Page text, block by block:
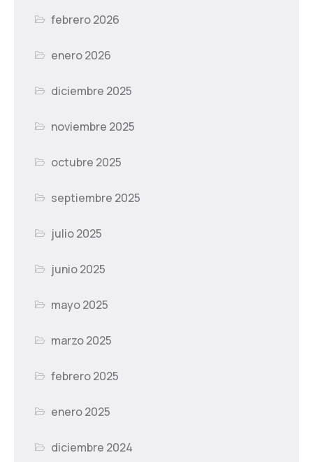
febrero 2026
enero 2026
diciembre 2025
noviembre 2025
octubre 2025
septiembre 2025
julio 2025
junio 2025
mayo 2025
marzo 2025
febrero 2025
enero 2025
diciembre 2024